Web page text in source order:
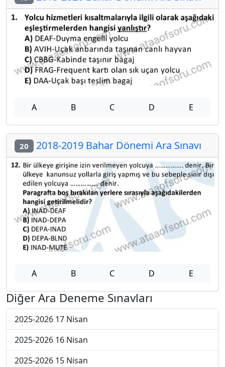
A B C D E
20 2018-2019 Bahar Dönemi Ara Sınavı
A B C D E
Diğer Ara Deneme Sınavları
2025-2026 17 Nisan
2025-2026 16 Nisan
2025-2026 15 Nisan